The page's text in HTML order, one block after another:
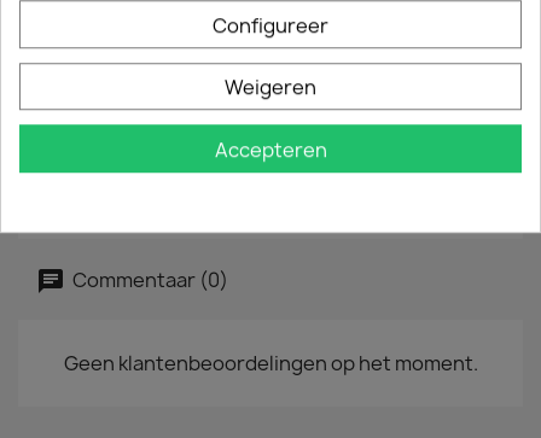
Tracklist
Wunderbar (Radio Edit)
Wunderbar (House Edit)
Commentaar (0)
Geen klantenbeoordelingen op het moment.
Configureer
Weigeren
Accepteren